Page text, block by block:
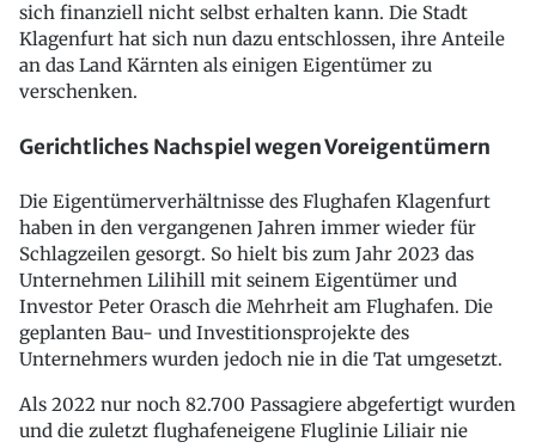
sich finanziell nicht selbst erhalten kann. Die Stadt
Klagenfurt hat sich nun dazu entschlossen, ihre Anteile
an das Land Kärnten als einigen Eigentümer zu
verschenken.
Gerichtliches Nachspiel wegen Voreigentümern
Die Eigentümerverhältnisse des Flughafen Klagenfurt
haben in den vergangenen Jahren immer wieder für
Schlagzeilen gesorgt. So hielt bis zum Jahr 2023 das
Unternehmen Lilihill mit seinem Eigentümer und
Investor Peter Orasch die Mehrheit am Flughafen. Die
geplanten Bau- und Investitionsprojekte des
Unternehmers wurden jedoch nie in die Tat umgesetzt.
Als 2022 nur noch 82.700 Passagiere abgefertigt wurden
und die zuletzt flughafeneigene Fluglinie Liliair nie